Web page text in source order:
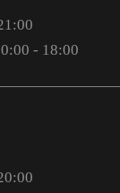
- 18:00